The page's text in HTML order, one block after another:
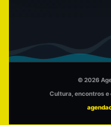
© 2026
Cultura, encontros e